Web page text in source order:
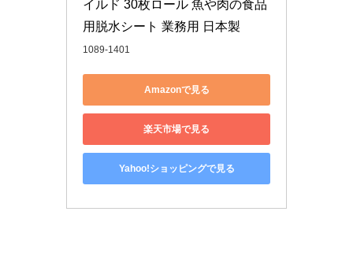
イルド 30枚ロール 魚や肉の食品
用脱水シート 業務用 日本製
1089-1401
Amazonで見る
楽天市場で見る
Yahoo!ショッピングで見る